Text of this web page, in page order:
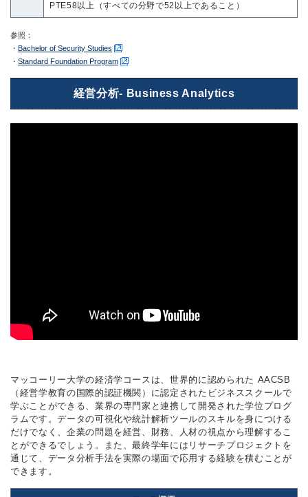
PTE58以上（すべての分野で52以上であること）
参照：
・ Bachelor of Security Studies
・ Standard Foundation Program
経営分析- Business Analytics
マッコーリー大学の経済学コースは、世界的に認められた AACSB
（経営学教育の国際的認証機関）に認定されたビジネススクールで
学ぶことができる、業界の専門家と連携して開発された学位プログ
ラムです。データの可視化や統計解析ツールのスキルを身につける
だけでなく、企業の問題を経営、財務、人材の視点から理解するこ
とができるでしょう。また、最終学年にはリサーチプロジェクトを
通じて、データ分析手法を実際の場面で応用する経験を積むことが
できます。